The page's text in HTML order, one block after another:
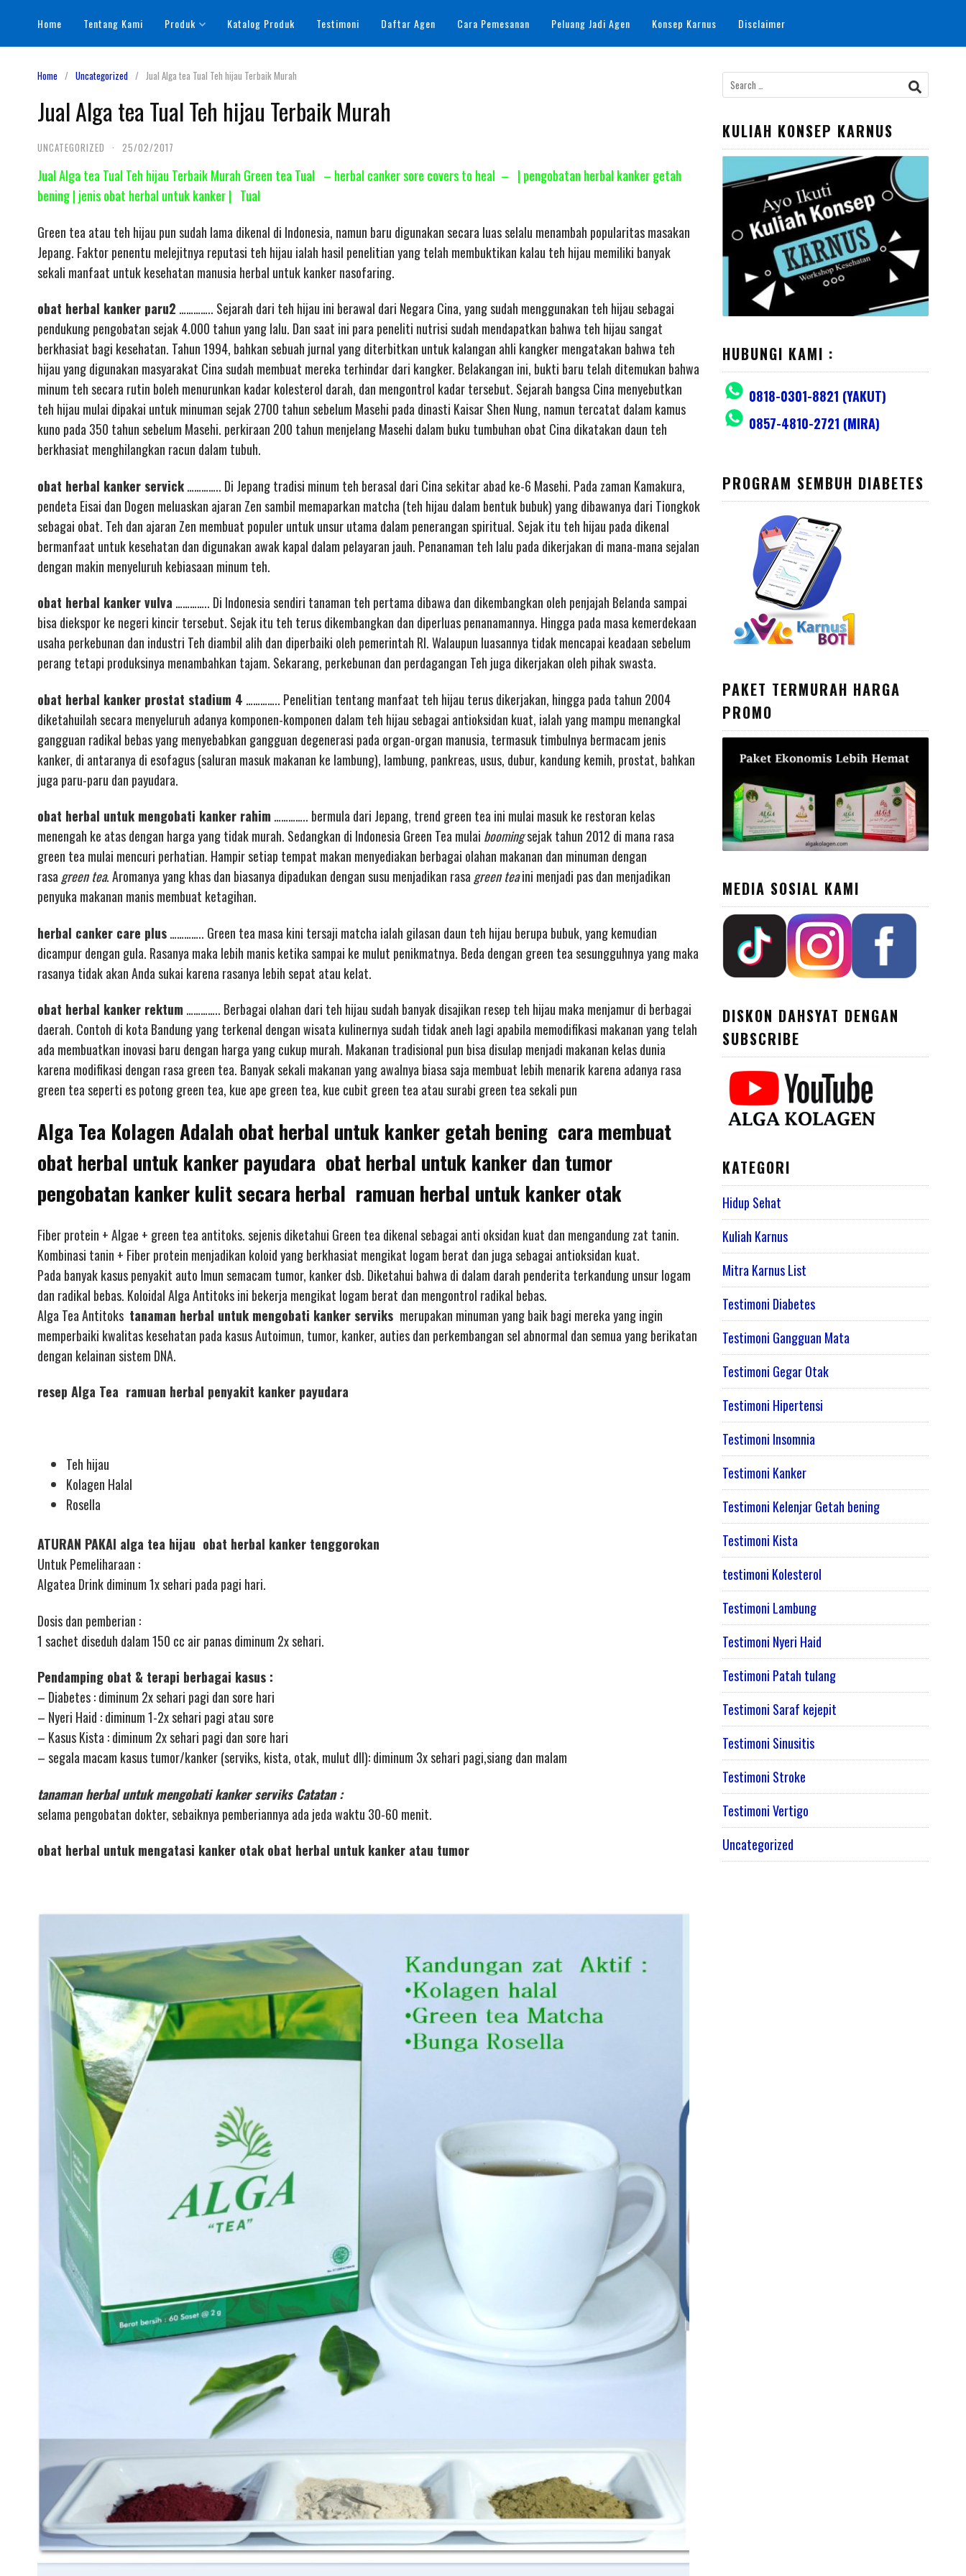
content
Home Tentang Kami Produk Katalog Produk Testimoni Daftar Agen Cara Pemesanan Peluang Jadi Agen Konsep Karnus Disclaimer
Home Uncategorized Jual Alga tea Tual Teh hijau Terbaik Murah
Jual Alga tea Tual Teh hijau Terbaik Murah
UNCATEGORIZED · 25/02/2017
Jual Alga tea Tual Teh hijau Terbaik Murah Green tea Tual – herbal canker sore covers to heal – | pengobatan herbal kanker getah
bening | jenis obat herbal untuk kanker | Tual
Green tea atau teh hijau pun sudah lama dikenal di Indonesia, namun baru digunakan secara luas selalu menambah popularitas masakan
Jepang. Faktor penentu melejitnya reputasi teh hijau ialah hasil penelitian yang telah membuktikan kalau teh hijau memiliki banyak
sekali manfaat untuk kesehatan manusia herbal untuk kanker nasofaring.
obat herbal kanker paru2 ………….. Sejarah dari teh hijau ini berawal dari Negara Cina, yang sudah menggunakan teh hijau sebagai
pendukung pengobatan sejak 4.000 tahun yang lalu. Dan saat ini para peneliti nutrisi sudah mendapatkan bahwa teh hijau sangat
berkhasiat bagi kesehatan. Tahun 1994, bahkan sebuah jurnal yang diterbitkan untuk kalangan ahli kangker mengatakan bahwa teh
hijau yang digunakan masyarakat Cina sudah membuat mereka terhindar dari kangker. Belakangan ini, bukti baru telah ditemukan bahwa
minum teh secara rutin boleh menurunkan kadar kolesterol darah, dan mengontrol kadar tersebut. Sejarah bangsa Cina menyebutkan
teh hijau mulai dipakai untuk minuman sejak 2700 tahun sebelum Masehi pada dinasti Kaisar Shen Nung, namun tercatat dalam kamus
kuno pada 350 tahun sebelum Masehi. perkiraan 200 tahun menjelang Masehi dalam buku tumbuhan obat Cina dikatakan daun teh
berkhasiat menghilangkan racun dalam tubuh.
obat herbal kanker servick………….. Di Jepang tradisi minum teh berasal dari Cina sekitar abad ke-6 Masehi. Pada zaman Kamakura,
pendeta Eisai dan Dogen meluaskan ajaran Zen sambil memaparkan matcha (teh hijau dalam bentuk bubuk) yang dibawanya dari Tiongkok
sebagai obat. Teh dan ajaran Zen membuat populer untuk unsur utama dalam penerangan spiritual. Sejak itu teh hijau pada dikenal
bermanfaat untuk kesehatan dan digunakan awak kapal dalam pelayaran jauh. Penanaman teh lalu pada dikerjakan di mana-mana sejalan
dengan makin menyeluruh kebiasaan minum teh.
obat herbal kanker vulva ………….. Di Indonesia sendiri tanaman teh pertama dibawa dan dikembangkan oleh penjajah Belanda sampai
bisa diekspor ke negeri kincir tersebut. Sejak itu teh terus dikembangkan dan diperluas penanamannya. Hingga pada masa kemerdekaan
usaha perkebunan dan industri Teh diambil alih dan diperbaiki oleh pemerintah RI. Walaupun luasannya tidak mencapai keadaan sebelum
perang tetapi produksinya menambahkan tajam. Sekarang, perkebunan dan perdagangan Teh juga dikerjakan oleh pihak swasta.
obat herbal kanker prostat stadium 4 ………….. Penelitian tentang manfaat teh hijau terus dikerjakan, hingga pada tahun 2004
diketahuilah secara menyeluruh adanya komponen-komponen dalam teh hijau sebagai antioksidan kuat, ialah yang mampu menangkal
gangguan radikal bebas yang menyebabkan gangguan degenerasi pada organ-organ manusia, termasuk timbulnya bermacam jenis
kanker, di antaranya di esofagus (saluran masuk makanan ke lambung), lambung, pankreas, usus, dubur, kandung kemih, prostat, bahkan
juga paru-paru dan payudara.
obat herbal untuk mengobati kanker rahim ………….. bermula dari Jepang, trend green tea ini mulai masuk ke restoran kelas
menengah ke atas dengan harga yang tidak murah. Sedangkan di Indonesia Green Tea mulai boomingsejak tahun 2012 di mana rasa
green tea mulai mencuri perhatian. Hampir setiap tempat makan menyediakan berbagai olahan makanan dan minuman dengan
rasa green tea. Aromanya yang khas dan biasanya dipadukan dengan susu menjadikan rasa green teaini menjadi pas dan menjadikan
penyuka makanan manis membuat ketagihan.
herbal canker care plus………….. Green tea masa kini tersaji matcha ialah gilasan daun teh hijau berupa bubuk, yang kemudian
dicampur dengan gula. Rasanya maka lebih manis ketika sampai ke mulut penikmatnya. Beda dengan green tea sesungguhnya yang maka
rasanya tidak akan Anda sukai karena rasanya lebih sepat atau kelat.
obat herbal kanker rektum ………….. Berbagai olahan dari teh hijau sudah banyak disajikan resep teh hijau maka menjamur di berbagai
daerah. Contoh di kota Bandung yang terkenal dengan wisata kulinernya sudah tidak aneh lagi apabila memodifikasi makanan yang telah
ada membuatkan inovasi baru dengan harga yang cukup murah. Makanan tradisional pun bisa disulap menjadi makanan kelas dunia
karena modifikasi dengan rasa green tea. Banyak sekali makanan yang awalnya biasa saja membuat lebih menarik karena adanya rasa
green tea seperti es potong green tea, kue ape green tea, kue cubit green tea atau surabi green tea sekali pun
Alga Tea Kolagen Adalah obat herbal untuk kanker getah bening cara membuat
obat herbal untuk kanker payudara obat herbal untuk kanker dan tumor
pengobatan kanker kulit secara herbal ramuan herbal untuk kanker otak
Fiber protein + Algae + green tea antitoks. sejenis diketahui Green tea dikenal sebagai anti oksidan kuat dan mengandung zat tanin.
Kombinasi tanin + Fiber protein menjadikan koloid yang berkhasiat mengikat logam berat dan juga sebagai antioksidan kuat.
Pada banyak kasus penyakit auto Imun semacam tumor, kanker dsb. Diketahui bahwa di dalam darah penderita terkandung unsur logam
dan radikal bebas. Koloidal Alga Antitoks ini bekerja mengikat logam berat dan mengontrol radikal bebas.
Alga Tea Antitoks tanaman herbal untuk mengobati kanker serviks merupakan minuman yang baik bagi mereka yang ingin
memperbaiki kwalitas kesehatan pada kasus Autoimun, tumor, kanker, auties dan perkembangan sel abnormal dan semua yang berikatan
dengan kelainan sistem DNA.
resep Alga Tea ramuan herbal penyakit kanker payudara
Teh hijau
Kolagen Halal
Rosella
ATURAN PAKAI alga tea hijau obat herbal kanker tenggorokan
Untuk Pemeliharaan :
Algatea Drink diminum 1x sehari pada pagi hari.
Dosis dan pemberian :
1 sachet diseduh dalam 150 cc air panas diminum 2x sehari.
Pendamping obat & terapi berbagai kasus :
– Diabetes : diminum 2x sehari pagi dan sore hari
– Nyeri Haid : diminum 1-2x sehari pagi atau sore
– Kasus Kista : diminum 2x sehari pagi dan sore hari
– segala macam kasus tumor/kanker (serviks, kista, otak, mulut dll): diminum 3x sehari pagi,siang dan malam
tanaman herbal untuk mengobati kanker serviks Catatan :
selama pengobatan dokter, sebaiknya pemberiannya ada jeda waktu 30-60 menit.
obat herbal untuk mengatasi kanker otak obat herbal untuk kanker atau tumor
Search
for:
KULIAH KONSEP KARNUS
HUBUNGI KAMI :
0818-0301-8821 (YAKUT)
0857-4810-2721 (MIRA)
PROGRAM SEMBUH DIABETES
PAKET TERMURAH HARGA
PROMO
MEDIA SOSIAL KAMI
DISKON DAHSYAT DENGAN
SUBSCRIBE
KATEGORI
Hidup Sehat
Kuliah Karnus
Mitra Karnus List
Testimoni Diabetes
Testimoni Gangguan Mata
Testimoni Gegar Otak
Testimoni Hipertensi
Testimoni Insomnia
Testimoni Kanker
Testimoni Kelenjar Getah bening
Testimoni Kista
testimoni Kolesterol
Testimoni Lambung
Testimoni Nyeri Haid
Testimoni Patah tulang
Testimoni Saraf kejepit
Testimoni Sinusitis
Testimoni Stroke
Testimoni Vertigo
Uncategorized